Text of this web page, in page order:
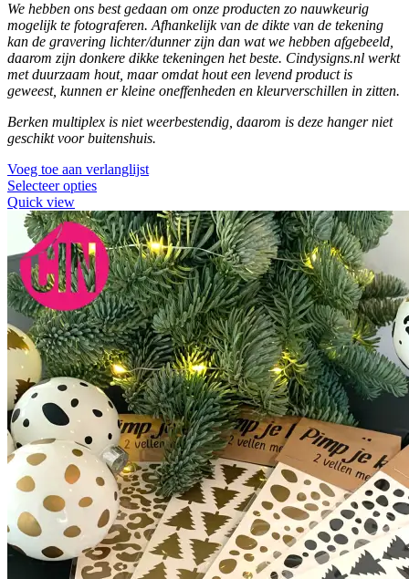
We hebben ons best gedaan om onze producten zo nauwkeurig
mogelijk te fotograferen. Afhankelijk van de dikte van de tekening
kan de gravering lichter/dunner zijn dan wat we hebben afgebeeld,
daarom zijn donkere dikke tekeningen het beste. Cindysigns.nl werkt
met duurzaam hout, maar omdat hout een levend product is
geweest, kunnen er kleine oneffenheden en kleurverschillen in zitten.
Berken multiplex is niet weerbestendig, daarom is deze hanger niet
geschikt voor buitenshuis.
Voeg toe aan verlanglijst
Selecteer opties
Quick view